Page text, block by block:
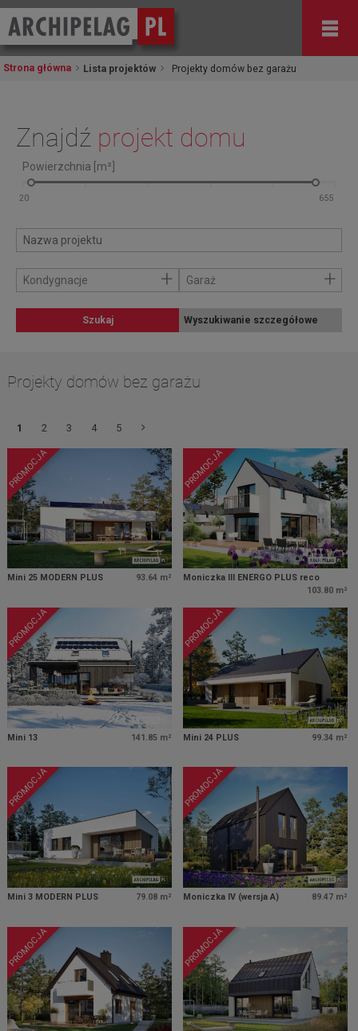
Strona główna Lista projektów Projekty domów bez garażu
Znajdź projekt domu
Powierzchnia [m²]
Kondygnacje + Garaż +
Szukaj Wyszukiwanie szczegółowe
Projekty domów bez garażu
1 2 3 4 5
PROMOCJA
Mini 25 MODERN PLUS 93.64 m²
PROMOCJA
Moniczka III ENERGO PLUS reco
103.80 m²
PROMOCJA
Mini 13 141.85 m²
PROMOCJA
Mini 24 PLUS 99.34 m²
PROMOCJA
Mini 3 MODERN PLUS 79.08 m²
PROMOCJA
Moniczka IV (wersja A) 89.47 m²
PROMOCJA PROMOCJA